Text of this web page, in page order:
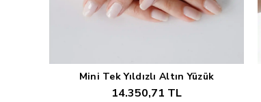
Sepete Ekle
Mini Tek Yıldızlı Altın Yüzük
14.350,71 TL